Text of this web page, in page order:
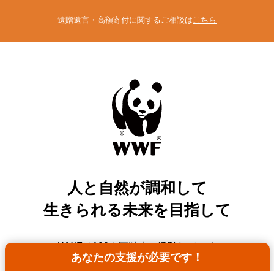
あなたの支援が必要です！
遺贈遺言・高額寄付に関するご相談はこちら
人と自然が調和して
生きられる未来を目指して
WWFは100カ国以上で活動している
環境保全団体です。